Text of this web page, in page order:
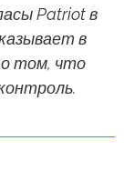
Patriot в
в
о том, что